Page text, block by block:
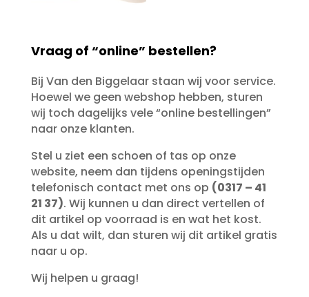
Vraag of “online” bestellen?
Bij Van den Biggelaar staan wij voor service.
Hoewel we geen webshop hebben, sturen
wij toch dagelijks vele “online bestellingen”
naar onze klanten.
Stel u ziet een schoen of tas op onze
website, neem dan tijdens openingstijden
telefonisch contact met ons op (0317 – 41
21 37). Wij kunnen u dan direct vertellen of
dit artikel op voorraad is en wat het kost.
Als u dat wilt, dan sturen wij dit artikel gratis
naar u op.
Wij helpen u graag!